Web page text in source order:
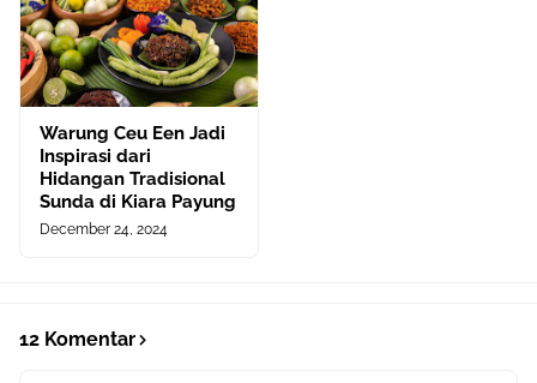
Warung Ceu Een Jadi
Inspirasi dari
Hidangan Tradisional
Sunda di Kiara Payung
December 24, 2024
12 Komentar